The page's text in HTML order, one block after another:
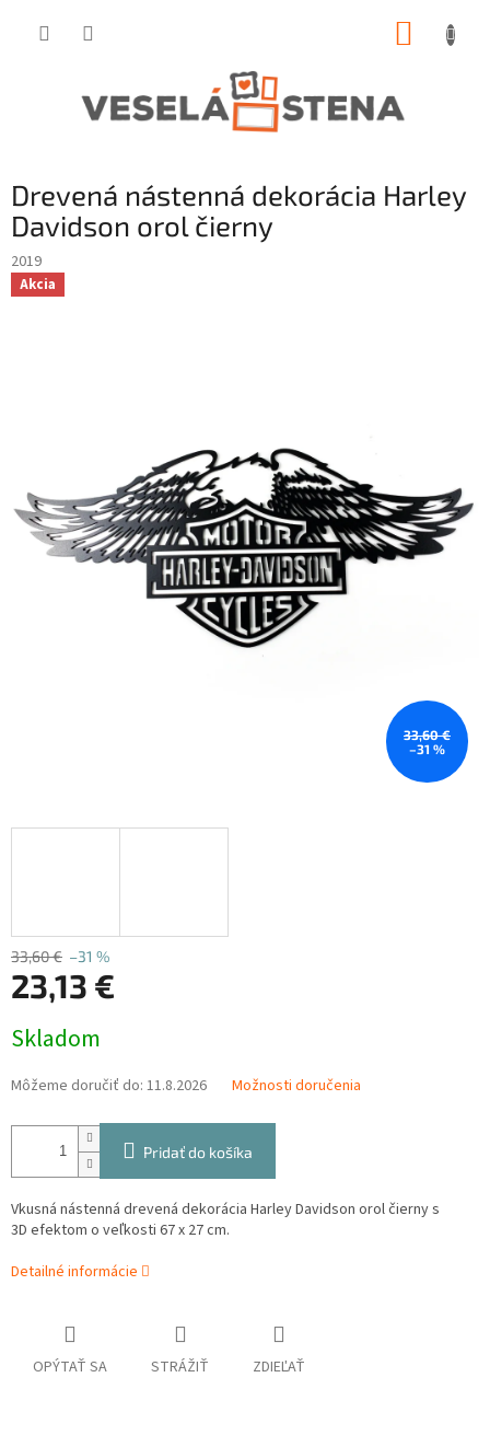
Drevená nástenná dekorácia Harley
Davidson orol čierny
2019
Akcia
33,60 €
–31 %
33,60 € –31 %
23,13 €
cena:
Skladom
Môžeme doručiť do: 11.8.2026 Možnosti doručenia
Pridať do košíka
Vkusná nástenná drevená dekorácia Harley Davidson orol čierny s
3D efektom o veľkosti 67 x 27 cm.
Detailné informácie
OPÝTAŤ SA STRÁŽIŤ ZDIEĽAŤ